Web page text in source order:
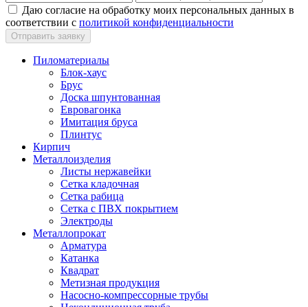
Даю согласие на обработку моих персональных данных в
соответствии с политикой конфиденциальности
Пиломатериалы
Блок-хаус
Брус
Доска шпунтованная
Евровагонка
Имитация бруса
Плинтус
Кирпич
Металлоизделия
Листы нержавейки
Сетка кладочная
Сетка рабица
Сетка с ПВХ покрытием
Электроды
Металлопрокат
Арматура
Катанка
Квадрат
Метизная продукция
Насосно-компрессорные трубы